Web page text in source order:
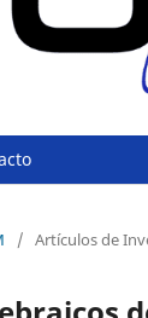
/ Artículos de